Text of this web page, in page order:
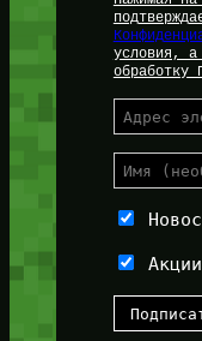
условия, а
обработку